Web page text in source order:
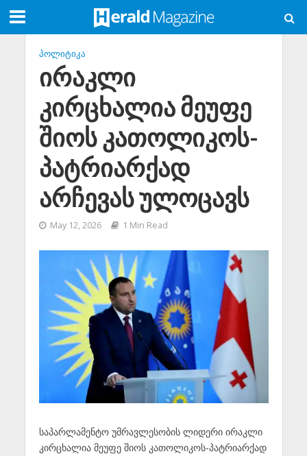
ᲞᲝᲚᲘᲢᲘᲙᲐ
ირაკლი
კირცხალია მეუფე
შიოს კათოლიკოს-
პატრიარქად
არჩევას ულოცავს
May 12, 2026 1 Min Read
საპარლამენტო უმრავლესობის ლიდერი ირაკლი
კირცხალია მეუფე შიოს კათოლიკოს-პატრიარქად